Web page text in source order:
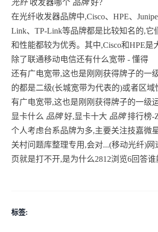
光纤 收发器哪个 品牌好?
在光纤收发器品牌中,Cisco、HPE、
Link、TP-Link等品牌都是比较知名的,它
和性能都较为优秀。其中,Cisco和HPE是
除了联通移动电信还有什么宽带 - 懂得
还有广电宽带,这也是刚刚获得牌子的一
的都是二级(长城宽带为代表的)或者区域
有广电宽带,这也是刚刚获得牌子的一级
显卡什么 品牌好,显卡十大 品牌排行榜-
个人考虑台系品牌为多,主要关注技嘉微
关村问题库整理专用,会对...(移动光纤)网
页就是打不开,是为什么2812浏览6回答谁
标签: